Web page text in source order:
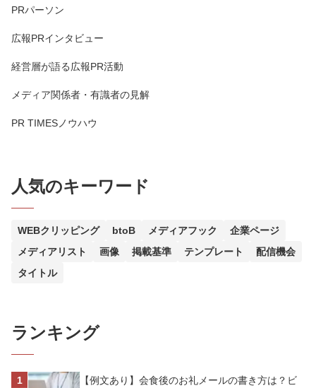
PRパーソン
広報PRインタビュー
経営層が語る広報PR活動
メディア関係者・有識者の見解
PR TIMESノウハウ
人気のキーワード
WEBクリッピング btoB メディアフック
企業ページ
メディアリスト
画像 掲載基準 テンプレート
配信機会
タイトル
ランキング
【例文あり】会食後のお礼メールの書き方は？ビ